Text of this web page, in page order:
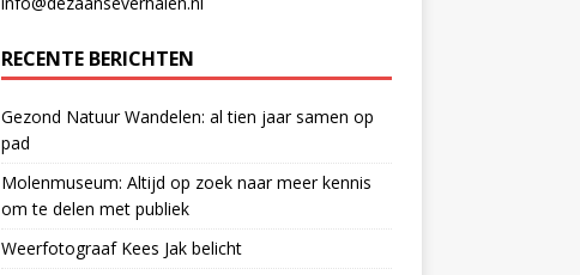
RECENTE BERICHTEN
Gezond Natuur Wandelen: al tien jaar samen op
pad
Molenmuseum: Altijd op zoek naar meer kennis
om te delen met publiek
Weerfotograaf Kees Jak belicht